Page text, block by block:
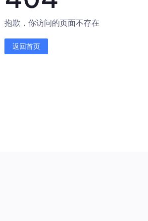
抱歉，你访问的页面不存在
返回首页